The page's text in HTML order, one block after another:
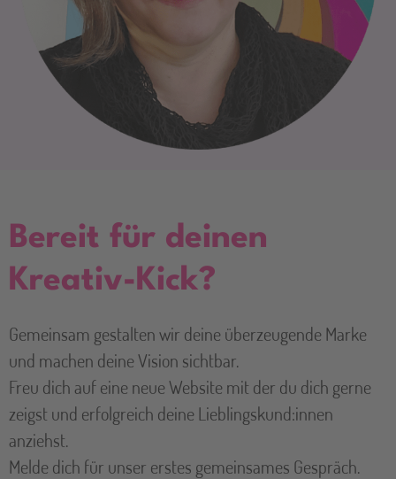
Bereit für deinen
Kreativ-Kick?
Gemeinsam gestalten wir deine überzeugende Marke
und machen deine Vision sichtbar.
Freu dich auf eine neue Website mit der du dich gerne
zeigst und erfolgreich deine Lieblingskund:innen
anziehst.
Melde dich für unser erstes gemeinsames Gespräch.